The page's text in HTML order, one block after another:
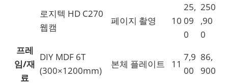
로지텍 HD C270
웹캠
페이지 촬영 10
25,
09
0
250
,90
0
프레
임/재
료
DIY MDF 6T
(300×1200mm)
본체 플레이트 11
7,9
00
86,
900